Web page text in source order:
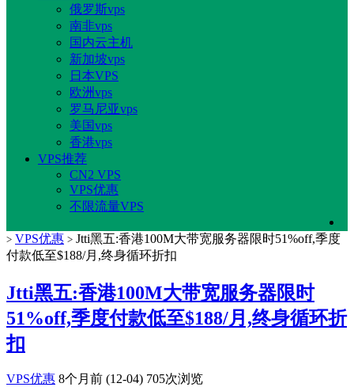
俄罗斯vps
南非vps
国内云主机
新加坡vps
日本VPS
欧洲vps
罗马尼亚vps
美国vps
香港vps
VPS推荐
CN2 VPS
VPS优惠
不限流量VPS
> VPS优惠 > Jtti黑五:香港100M大带宽服务器限时51%off,季度
付款低至$188/月,终身循环折扣
Jtti黑五:香港100M大带宽服务器限时
51%off,季度付款低至$188/月,终身循环折
扣
VPS优惠 8个月前 (12-04) 705次浏览